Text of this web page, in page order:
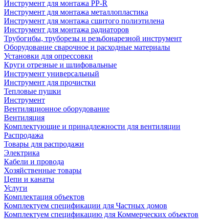
Инструмент для монтажа PP-R
Инструмент для монтажа металлопластика
Инструмент для монтажа сшитого полиэтилена
Инструмент для монтажа радиаторов
Трубогибы, труборезы и резьбонарезной инструмент
Оборудование сварочное и расходные материалы
Установки для опрессовки
Круги отрезные и шлифовальные
Инструмент универсальный
Инструмент для прочистки
Тепловые пушки
Инструмент
Вентиляционное оборудование
Вентиляция
Комплектующие и принадлежности для вентиляции
Распродажа
Товары для распродажи
Электрика
Кабели и провода
Хозяйственные товары
Цепи и канаты
Услуги
Комплектация объектов
Комплектуем спецификации для Частных домов
Комплектуем спецификацию для Коммерческих объектов